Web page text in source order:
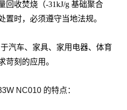
回收焚烧（-31kJ/g 基础聚合
置时，必须遵守当地法规。
汽车、家具、家用电器、体育
苛刻的应用。
NC010 的特点：